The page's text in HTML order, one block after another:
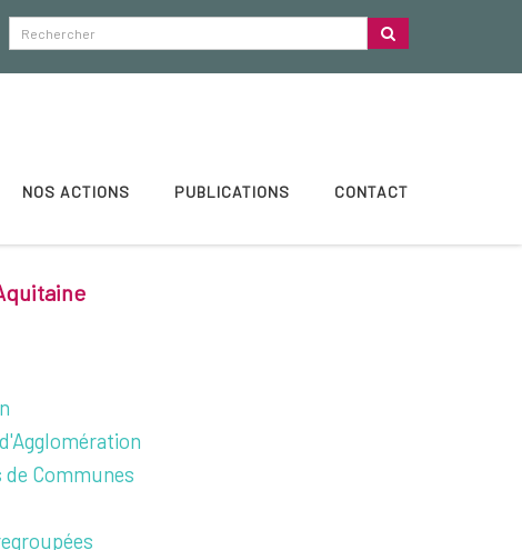
NOS ACTIONS PUBLICATIONS CONTACT
Communes